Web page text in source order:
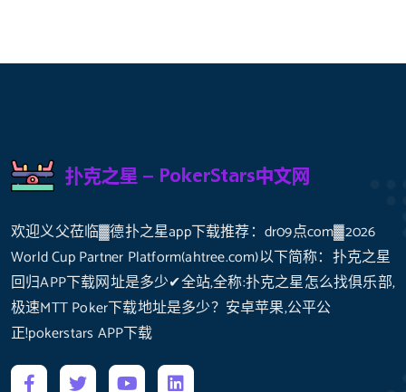
欢迎义父莅临▓德扑之星app下载推荐：dr09点com▓2026
World Cup Partner Platform(ahtree.com)以下简称：扑克之星
回归APP下载网址是多少✔全站,全称:扑克之星怎么找俱乐部,
极速MTT Poker下载地址是多少？安卓苹果,公平公
正!pokerstars APP下载